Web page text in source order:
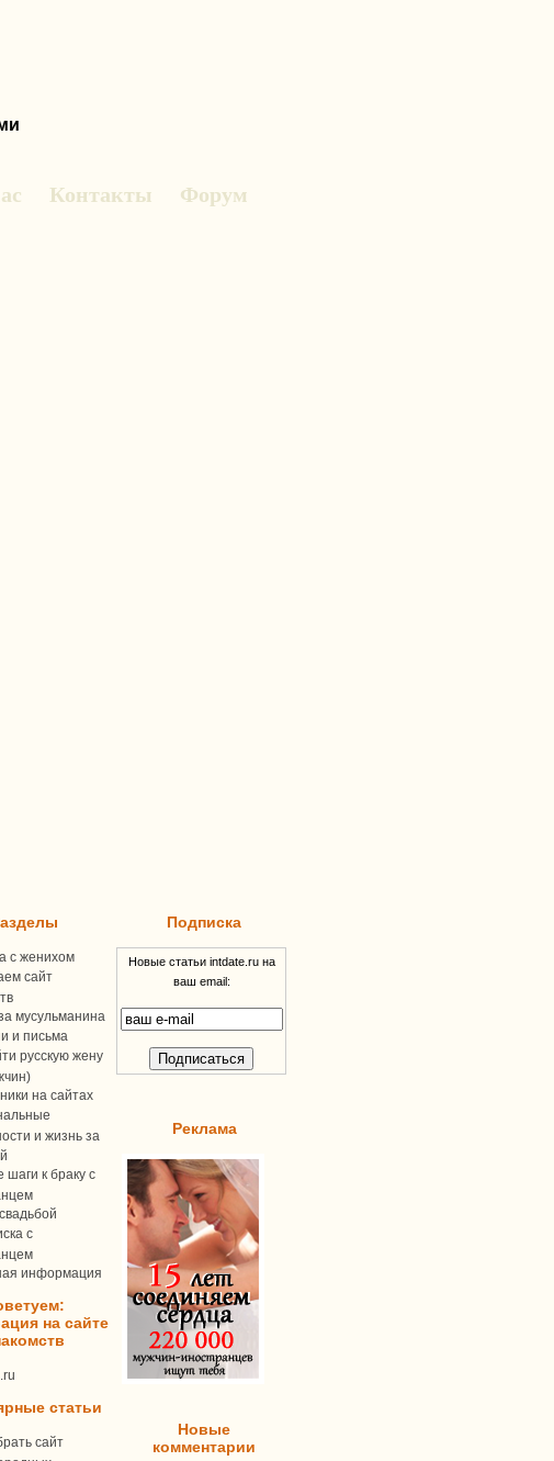
Контакты Форум
с женихом
сайт
мусульманина
и письма
русскую жену
на сайтах
и жизнь за
шаги к браку с
c
информация
на сайте
статьи
сайт
Подписка
Новые статьи intdate.ru на
ваш email:
Реклама
Новые
комментарии